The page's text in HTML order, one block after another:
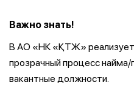
Важно знать!
В АО «НК «ҚТЖ»
прозрачный процесс
вакантные должности.